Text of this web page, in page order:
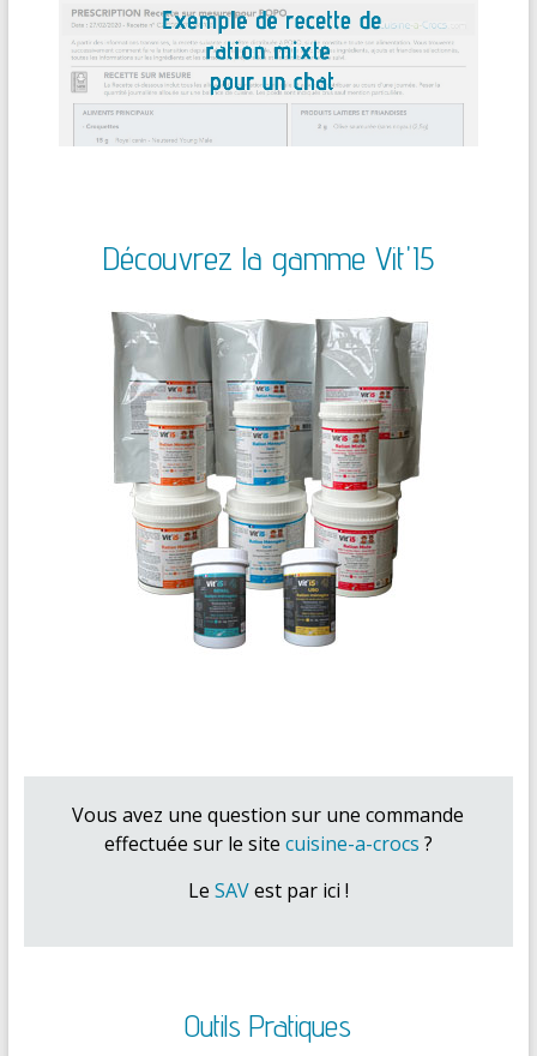
Découvrez la gamme Vit'I5
Vous avez une question sur une commande
effectuée sur le site cuisine-a-crocs ?
Le SAVest par ici !
Outils Pratiques